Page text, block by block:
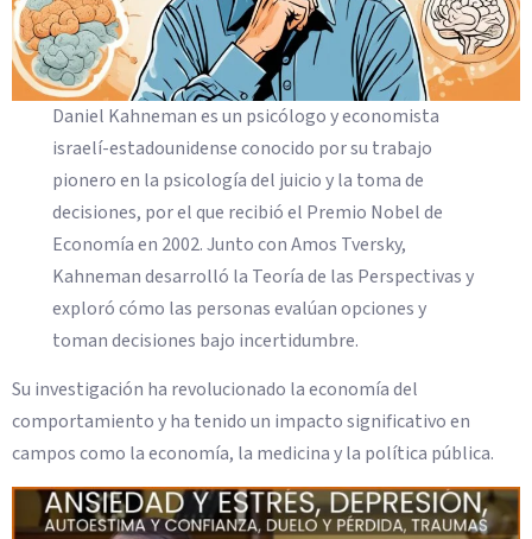
Daniel Kahneman es un psicólogo y economista
israelí-estadounidense conocido por su trabajo
pionero en la psicología del juicio y la toma de
decisiones, por el que recibió el Premio Nobel de
Economía en 2002. Junto con Amos Tversky,
Kahneman desarrolló la Teoría de las Perspectivas y
exploró cómo las personas evalúan opciones y
toman decisiones bajo incertidumbre.
Su investigación ha revolucionado la economía del
comportamiento y ha tenido un impacto significativo en
campos como la economía, la medicina y la política pública.